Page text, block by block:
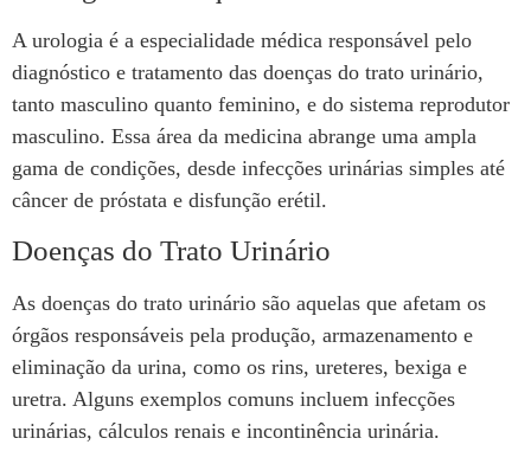
A urologia é a especialidade médica responsável pelo
diagnóstico e tratamento das doenças do trato urinário,
tanto masculino quanto feminino, e do sistema reprodutor
masculino. Essa área da medicina abrange uma ampla
gama de condições, desde infecções urinárias simples até
câncer de próstata e disfunção erétil.
Doenças do Trato Urinário
As doenças do trato urinário são aquelas que afetam os
órgãos responsáveis pela produção, armazenamento e
eliminação da urina, como os rins, ureteres, bexiga e
uretra. Alguns exemplos comuns incluem infecções
urinárias, cálculos renais e incontinência urinária.